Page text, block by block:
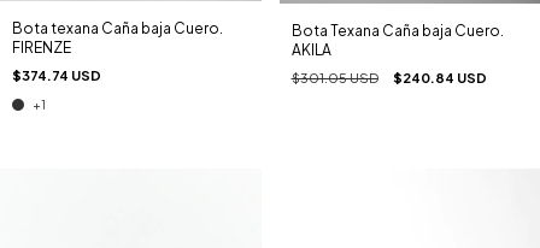
Bota texana Caña baja Cuero.
FIRENZE
$374.74 USD
+1
Bota Texana Caña baja Cuero.
AKILA
$301.05 USD $240.84 USD